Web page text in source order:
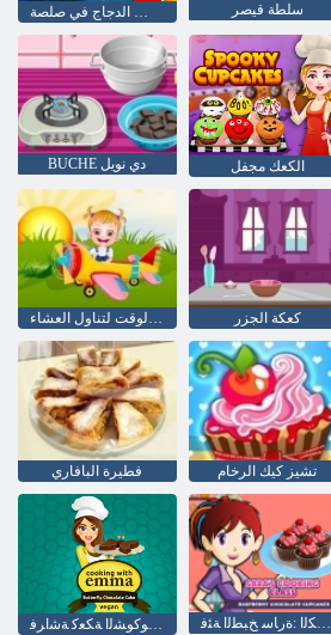
الجاموس الدجاج في صلصة سلطة قيصر
BUCHE دي نويل الكعك مجفل
طفل عسلي: الوقت لتناول العشاء كعكة الجزر
فطيرة البافاري تشيز كيك الرخام
ﺎﻤﻳﺇ ﻊﻣ ﺦﺒﻄﻟﺍ :ﺔﺗﻻ ﻮﻛﻮﺸﻟﺍ ﺔﻜﻌﻛ ﺔﺷﺍﺮﻓ ﺕﻮﺘﻟﺍ ﻪﺗﻻ ﻮﻛﻮﺸﻟﺍ ﻚﻌﻜﻟﺍ :ﺓﺭﺎﺳ ﺦﺒﻄﻟﺍ ﺔﺌﻓ